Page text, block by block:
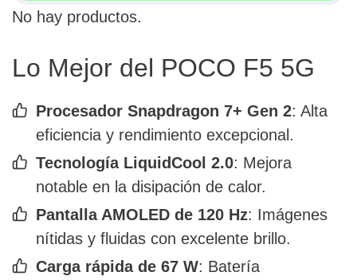
No hay productos.
Lo Mejor del POCO F5 5G
Procesador Snapdragon 7+ Gen 2: Alta
eficiencia y rendimiento excepcional.
Tecnología LiquidCool 2.0: Mejora
notable en la disipación de calor.
Pantalla AMOLED de 120 Hz: Imágenes
nítidas y fluidas con excelente brillo.
Carga rápida de 67 W: Batería